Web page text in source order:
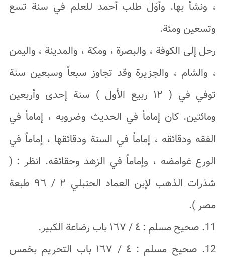
، ونشأ بها. وأوّل طلب أحمد للعلم في سنة تسع
وتسعین ومئة.
رحل إلى الکوفة ، والبصرة ، ومکة ، والمدینة ، والیمن
، والشام ، والجزیرة وقد تجاوز سبعاً وسبعین سنة
توفي في ( ۱۲ ربیع الأول ) سنة إحدى وأربعین
ومائتین. کان إماماً في الحدیث وضروبه ، إماماً في
الفقه ودقائقه ، إماماً في السنة ودقائقها ، إماماً في
الورع غوامضه ، وإماماً في الزهد وحقائقه. انظر : (
شذرات الذهب لإبن العماد الحنبلي ٢ / ٩٦ طبعة
مصر ).
11. صحیح مسلم : ٤ / ١٦٧ باب رضاعة الکبیر.
12. صحیح مسلم : ٤ / ١٦٧ باب التحریم بخمس